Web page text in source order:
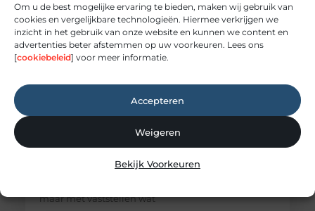
Om u de best mogelijke ervaring te bieden, maken wij gebruik van
cookies en vergelijkbare technologieën. Hiermee verkrijgen we
inzicht in het gebruik van onze website en kunnen we content en
advertenties beter afstemmen op uw voorkeuren. Lees ons
[cookiebeleid] voor meer informatie.
Accepteren
Weigeren
Bekijk Voorkeuren
Houtworm herkennen en schade aan houten
vloer of een zacht knisperend geluid in een stille
ruimte kunnen wijzen op houtaantastende
insecten. Toch is niet iedere beschadiging direct
wil, doet er verstandig aan om sporen zorgvuldig te
laten beoordelen. Professionele Houtworm
maar met vaststellen wat